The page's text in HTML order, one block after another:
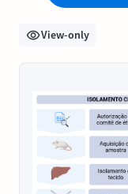
View-only